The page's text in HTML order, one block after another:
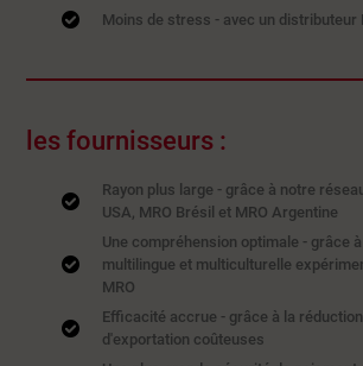
Moins de stress - avec un distributeur
les fournisseurs :
Rayon plus large - grâce à notre
USA, MRO Brésil et MRO Argentine
Une compréhension optimale - grâce
multilingue et multiculturelle
MRO
Efficacité accrue - grâce à la
d'exportation coûteuses